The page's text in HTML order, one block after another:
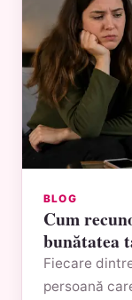
BLOG
Cum
bunătatea
Fiecare
persoană